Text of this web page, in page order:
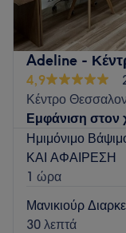
ονυχοπλαστικής.
Η ομάδα
Η ομάδα του
ομάδα
επαγγελματισμό
ευχάριστη εμπειρία
Τι μας αρέσει στο
Περιβάλλον:
Ειδικεύονται σε:
Adeline -
4,9
Κέντρο
Εμφάνιση στον
Ημιμόνιμο
ΚΑΙ ΑΦΑΙΡΕΣΗ
1 ώρα
Μανικιούρ
30 λεπτά